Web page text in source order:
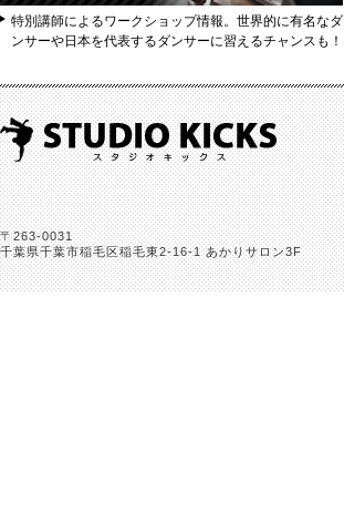
特別講師によるワークショップ情報。世界的に有名なダ
ンサーや日本を代表するダンサーに習えるチャンスも！
〒263-0031
千葉県千葉市稲毛区稲毛東2-16-1 あかりサロン3F